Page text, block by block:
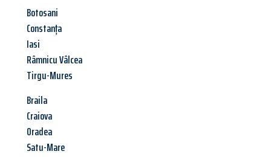
Botosani
Constanța
Iasi
Râmnicu Vâlcea
Tirgu-Mures
Braila
Craiova
Oradea
Satu-Mare